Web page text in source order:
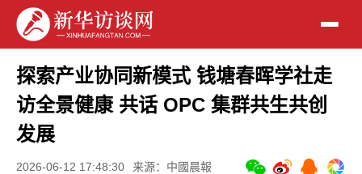
探索产业协同新模式 钱塘春晖学社走
访全景健康 共话 OPC 集群共生共创
发展
2026-06-12 17:48:30 来源：中國晨報